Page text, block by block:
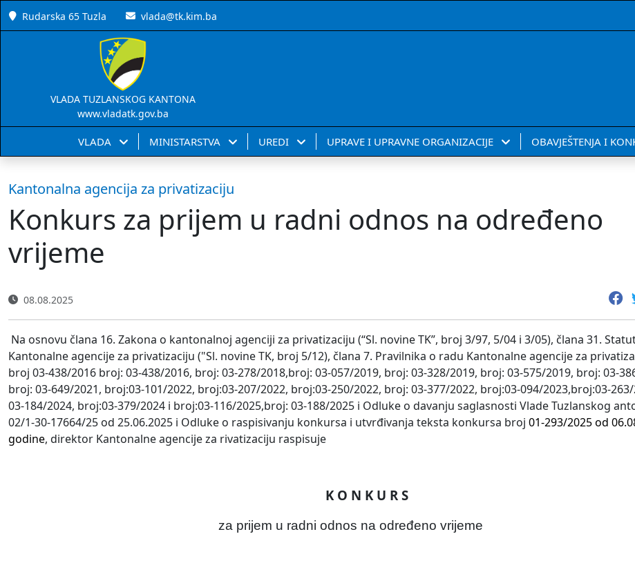
Rudarska 65 Tuzla vlada@tk.kim.ba
VLADA TUZLANSKOG KANTONA
www.vladatk.gov.ba
VLADA MINISTARSTVA UREDI UPRAVE I UPRAVNE ORGANIZACIJE OBAVJEŠTENJA I
Kantonalna agencija za privatizaciju
Konkurs za prijem u radni odnos na određeno
vrijeme
08.08.2025
Na osnovu člana 16. Zakona o kantonalnoj agenciji za privatizaciju (“Sl. novine TK”, broj 3/97, 5/04 i 3/05), člana 31.
Kantonalne agencije za privatizaciju ("Sl. novine TK, broj 5/12), člana 7. Pravilnika o radu Kantonalne agencije za
broj 03-438/2016 broj: 03-438/2016, broj: 03-278/2018,broj: 03-057/2019, broj: 03-328/2019, broj: 03-575/2019, broj: 03-
broj: 03-649/2021, broj:03-101/2022, broj:03-207/2022, broj:03-250/2022, broj: 03-377/2022, broj:03-094/2023,broj:03-
03-184/2024, broj:03-379/2024 i broj:03-116/2025,broj: 03-188/2025 i Odluke o davanju saglasnosti Vlade Tuzlanskog
02/1-30-17664/25 od 25.06.2025 i Odluke o raspisivanju konkursa i utvrđivanja teksta konkursa broj 01-293/2025 od
godine, direktor Kantonalne agencije za rivatizaciju raspisuje
K O N K U R S
za prijem u radni odnos na određeno vrijeme